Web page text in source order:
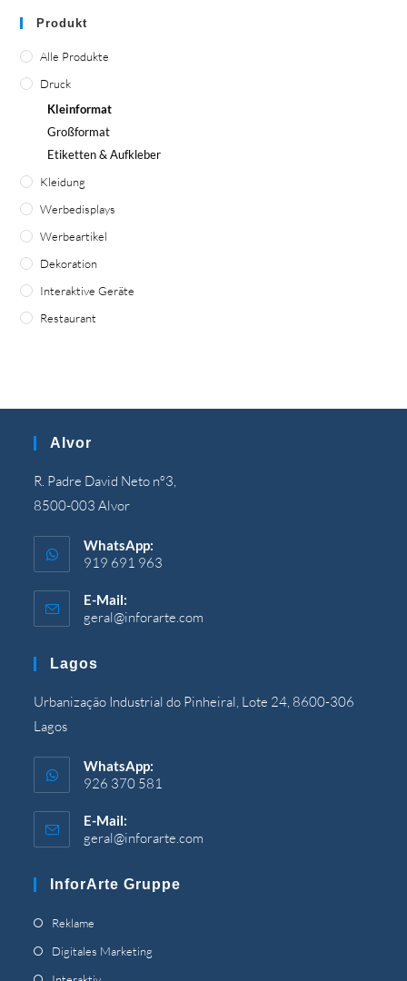
Produkt
Alle Produkte
Druck
Kleinformat
Großformat
Etiketten & Aufkleber
Kleidung
Werbedisplays
Werbeartikel
Dekoration
Interaktive Geräte
Restaurant
Alvor
R. Padre David Neto nº3,
8500-003 Alvor
WhatsApp:
919 691 963
E-Mail:
geral@inforarte.com
Lagos
Urbanização Industrial do Pinheiral, Lote 24, 8600-306
Lagos
WhatsApp:
926 370 581
E-Mail:
geral@inforarte.com
InforArte Gruppe
Reklame
Digitales Marketing
Wird